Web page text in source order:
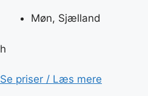
Møn, Sjælland
h
Se priser / Læs mere